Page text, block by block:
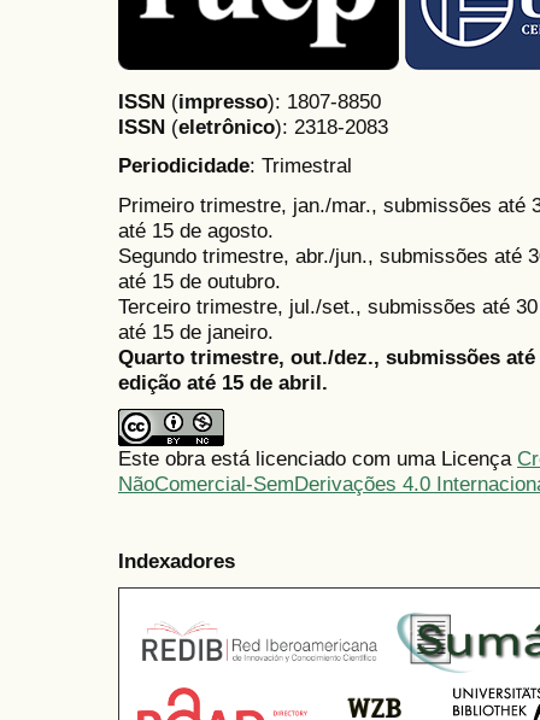
ISSN (impresso): 1807-8850
ISSN (eletrônico): 2318-2083
Periodicidade: Trimestral
Primeiro trimestre, jan./mar., submissões até
até 15 de agosto.
Segundo trimestre, abr./jun., submissões até
até 15 de outubro.
Terceiro trimestre, jul./set., submissões até
até 15 de janeiro.
Quarto trimestre, out./dez., submissões
edição até 15 de abril.
Este obra está licenciado com uma Licença
NãoComercial-SemDerivações 4.0
Indexadores